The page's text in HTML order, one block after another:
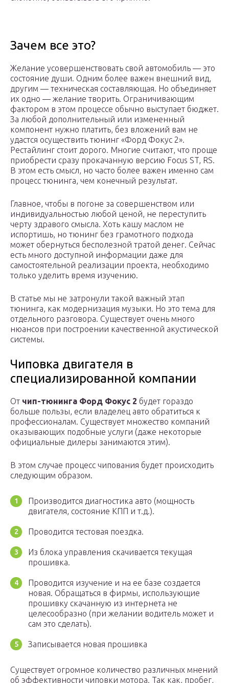
Зачем все это?
Желание усовершенствовать свой автомобиль — это
состояние души. Одним более важен внешний вид,
другим — техническая составляющая. Но объединяет
их одно — желание творить. Ограничивающим
фактором в этом процессе обычно выступает бюджет.
За любой дополнительный или измененный
компонент нужно платить, без вложений вам не
удастся осуществить тюнинг «Форд Фокус 2».
Рестайлинг стоит дорого. Многие считают, что проще
приобрести сразу прокачанную версию Focus ST, RS.
В этом есть смысл, но часто более важен именно сам
процесс тюнинга, чем конечный результат.
Главное, чтобы в погоне за совершенством или
индивидуальностью любой ценой, не переступить
черту здравого смысла. Хоть кашу маслом не
испортишь, но тюнинг без грамотного подхода
может обернуться бесполезной тратой денег. Сейчас
есть много доступной информации даже для
самостоятельной реализации проекта, необходимо
только уделить время изучению.
В статье мы не затронули такой важный этап
тюнинга, как модернизация музыки. Но это тема для
отдельного разговора. Существует очень много
нюансов при построении качественной акустической
системы.
Чиповка двигателя в
специализированной компании
От чип-тюнинга Форд Фокус 2 будет гораздо
больше пользы, если владелец авто обратиться к
профессионалам. Существует множество компаний
оказывающих подобные услуги (даже некоторые
официальные дилеры занимаются этим).
В этом случае процесс чипования будет происходить
следующим образом.
Производится диагностика авто (мощность
двигателя, состояние КПП и т.д.).
Проводится тестовая поездка.
Из блока управления скачивается текущая
прошивка.
Проводится изучение и на ее базе создается
новая. Обращаться в фирмы, использующие
прошивку скачанную из интернета не
целесообразно (при желании водитель может и
сам это сделать).
Записывается новая прошивка
Существует огромное количество различных мнений
об эффективности чиповки мотора. Так как, пробег,